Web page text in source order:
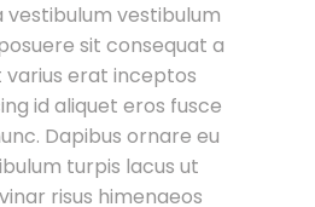
vestibulum vestibulum
sit consequat a
erat inceptos
id aliquet eros fusce
Dapibus ornare eu
turpis lacus ut
risus himenaeos